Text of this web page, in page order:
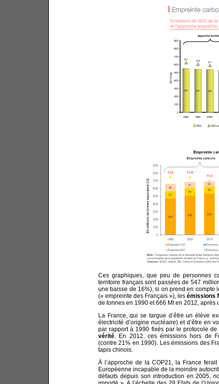
Ces graphiques, que peu de personnes
territoire français sont passées de 547
une baisse de 16%), si on prend en compte
(« empreinte des Français »), lesémissions
de tonnes en 1990 et 666 Mt en 2012, après
La France, qui se targue d’être un élève
électricité d’origine nucléaire) et d’être en
par rapport à 1990 fixés par le protocole
vérité . En 2012, ces émissions hors de
(contre 21% en 1990). Les émissions des
tapis chinois.
À l’approche de la COP21, la France
Européenne incapable de la moindre
défauts depuis son introduction en 2005,